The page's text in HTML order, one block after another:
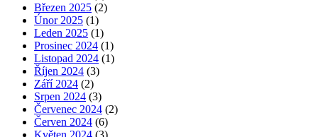
Březen 2025 (2)
Únor 2025 (1)
Leden 2025 (1)
Prosinec 2024 (1)
Listopad 2024 (1)
Říjen 2024 (3)
Září 2024 (2)
Srpen 2024 (3)
Červenec 2024 (2)
Červen 2024 (6)